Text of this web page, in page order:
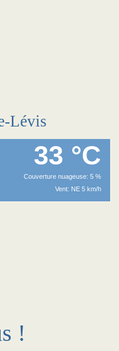
Lévis
33 °C
Couverture nuageuse: 5 %
Vent: NE 5 km/h
!